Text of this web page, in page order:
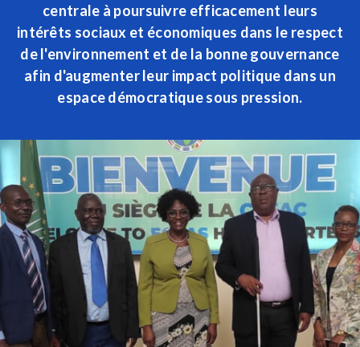
centrale à poursuivre efficacement leurs
intérêts sociaux et économiques dans le respect
de l'environnement et de la bonne gouvernance
afin d'augmenter leur impact politique dans un
espace démocratique sous pression.